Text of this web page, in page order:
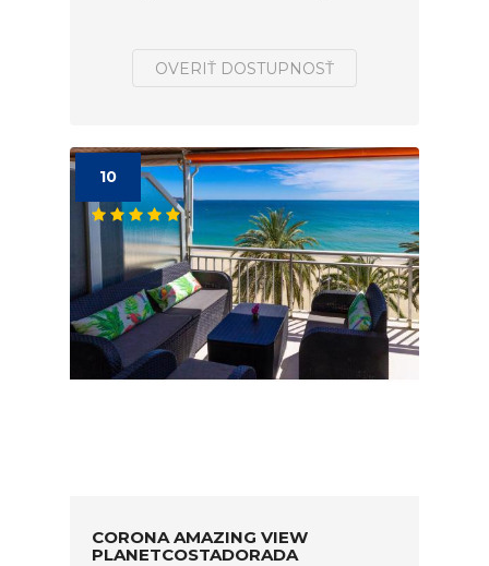
OVERIŤ DOSTUPNOSŤ
10
CORONA AMAZING VIEW
PLANETCOSTADORADA